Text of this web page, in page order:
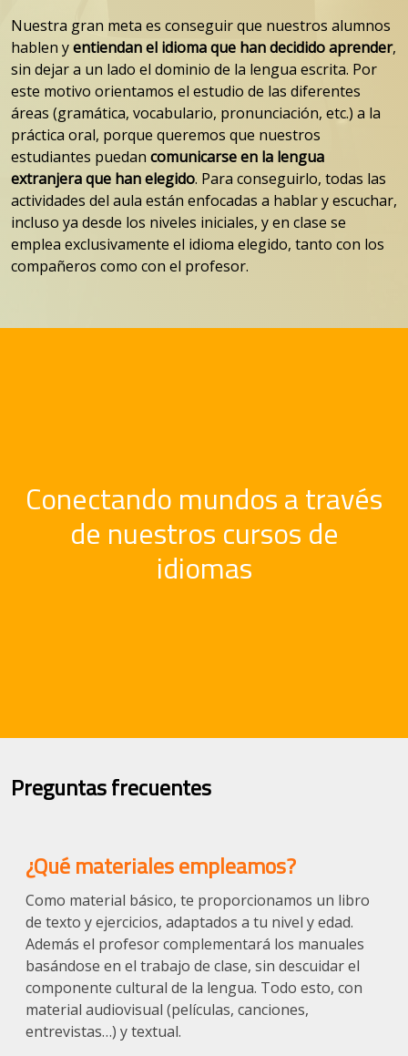
Nuestra gran meta es conseguir que nuestros alumnos
hablen yentiendan el idioma que han decidido aprender,
sin dejar a un lado el dominio de la lengua escrita. Por
este motivo orientamos el estudio de las diferentes
áreas (gramática, vocabulario, pronunciación, etc.) a la
práctica oral, porque queremos que nuestros
estudiantes puedan comunicarse en la lengua
extranjera que han elegido. Para conseguirlo, todas las
actividades del aula están enfocadas a hablar y escuchar,
incluso ya desde los niveles iniciales, y en clase se
emplea exclusivamente el idioma elegido, tanto con los
compañeros como con el profesor.
Conectando mundos a través
de nuestros cursos de
idiomas
Preguntas frecuentes
¿Qué materiales empleamos?
Como material básico, te proporcionamos un libro
de texto y ejercicios, adaptados a tu nivel y edad.
Además el profesor complementará los manuales
basándose en el trabajo de clase, sin descuidar el
componente cultural de la lengua. Todo esto, con
material audiovisual (películas, canciones,
entrevistas…) y textual.